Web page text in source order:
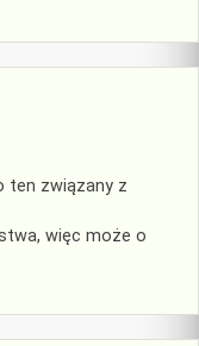
ten związany z
więc może o